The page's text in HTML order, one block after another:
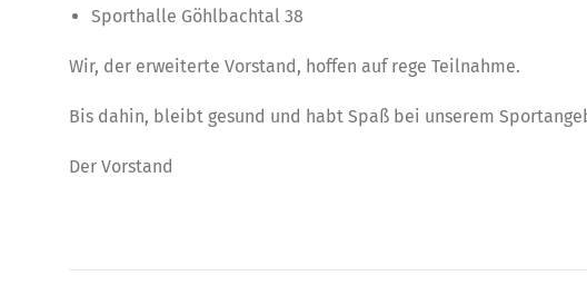
Sporthalle Göhlbachtal 38
Wir, der erweiterte Vorstand, hoffen auf rege Teilnahme.
Bis dahin, bleibt gesund und habt Spaß bei unserem
Der Vorstand